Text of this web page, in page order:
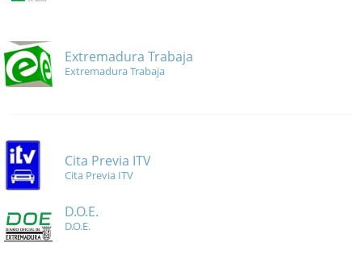
Extremadura Trabaja
Extremadura Trabaja
Cita Previa ITV
Cita Previa ITV
D.O.E.
D.O.E.